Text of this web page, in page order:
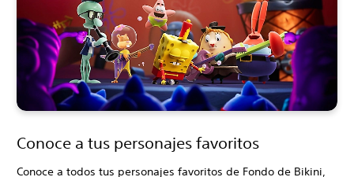
Conoce a tus personajes favoritos
Conoce a todos tus personajes favoritos de Fondo de Bikini,